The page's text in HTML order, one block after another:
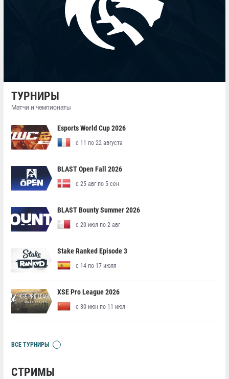
ТУРНИРЫ
Матчи и чемпионаты
Esports World Cup 2026
с 11 по 22 августа
BLAST Open Fall 2026
с 25 авг по 5 сен
BLAST Bounty Summer 2026
с 20 июл по 2 авг
Stake Ranked Episode 3
с 14 по 17 июля
XSE Pro League 2026
с 30 июн по 11 июл
ВСЕ ТУРНИРЫ
СТРИМЫ